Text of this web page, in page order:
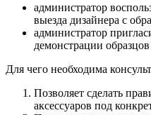
администратор
выезда дизайнера с
администратор
демонстрации
Для чего необходима
Позволяет сделать
аксессуаров под